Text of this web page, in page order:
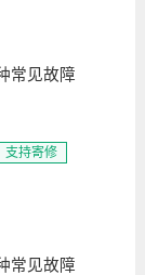
常见故障
支持寄修
常见故障